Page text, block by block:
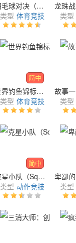
羽毛球对决（Badminton Clash 3D）
类型 体育竞技
类型
简中
世界钓鱼锦标赛（World Fishing Championship）
类型 体育竞技
类型
简中
克星小队（Squad Busters）
类型 动作竞技
类型